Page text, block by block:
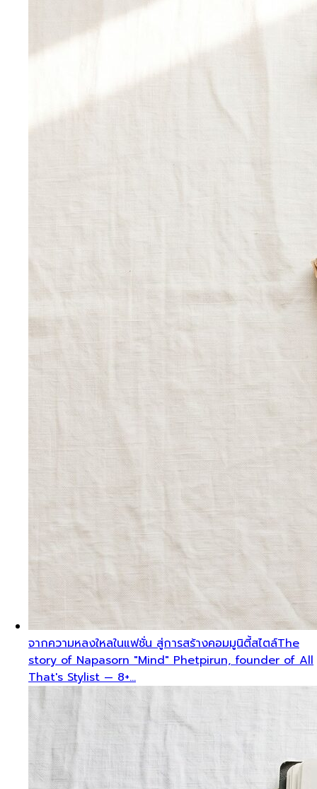
จากความหลงใหลในแฟชั่น สู่การสร้างคอมมูนิตี้สไตล์The
story of Napasorn "Mind" Phetpirun, founder of All
That's Stylist — 8+…